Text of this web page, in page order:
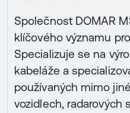
Společnost DOMAR
klíčového významu
Specializuje se na
kabeláže a
používaných mimo
vozidlech, radarových